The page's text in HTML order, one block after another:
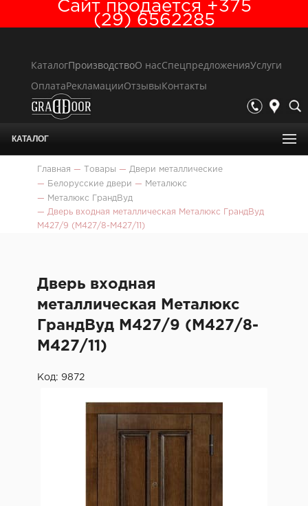
Сайт продается +375
(29) 6562285
КаталогПроизводствоО насСпецпредложенияУслуги
ОплатаРекламацииОтзывыКонтакты
КАТАЛОГ
Главная — Товары — Двери металлические
—
Белорусские двери —
Металюкс
—
Металюкс ГрандВуд
— Дверь входная металлическая Металюкс ГрандВуд
М427/9 (М427/8-М427/11)
Дверь входная
металлическая Металюкс
ГрандВуд М427/9 (М427/8-
М427/11)
Код: 9872